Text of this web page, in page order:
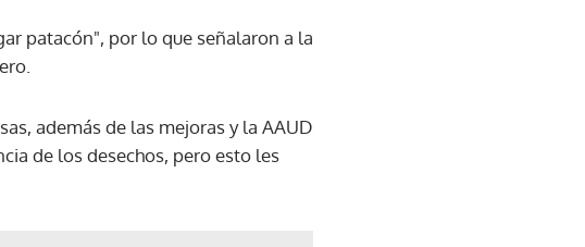
patacón", por lo que señalaron a la
además de las mejoras y la AAUD
de los desechos, pero esto les